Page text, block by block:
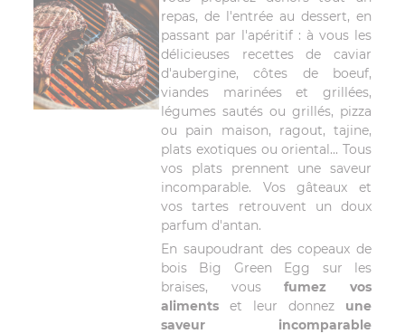
repas, de l'entrée au dessert, en
passant par l'apéritif : à vous les
délicieuses recettes de caviar
d'aubergine, côtes de boeuf,
viandes marinées et grillées,
légumes sautés ou grillés, pizza
ou pain maison, ragout, tajine,
plats exotiques ou oriental... Tous
vos plats prennent une saveur
incomparable. Vos gâteaux et
vos tartes retrouvent un doux
parfum d'antan.
En saupoudrant des copeaux de
bois Big Green Egg sur les
braises, vousfumez vos
aliments et leur donnez une
saveur incomparable